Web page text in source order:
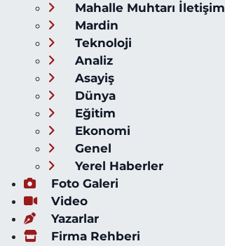
Mahalle Muhtarı İletişim
Mardin
Teknoloji
Analiz
Asayiş
Dünya
Eğitim
Ekonomi
Genel
Yerel Haberler
Foto Galeri
Video
Yazarlar
Firma Rehberi